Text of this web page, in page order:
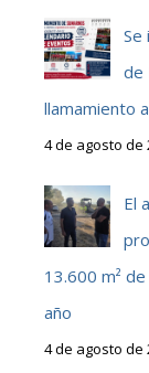
Se
de
llamamiento
4 de agosto de
El
13.600 m²
año
4 de agosto de